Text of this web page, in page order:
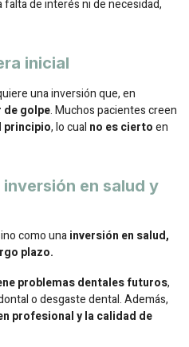
falta de interés ni de necesidad,
inicial
una inversión que, en
de golpe. Muchos pacientes creen
principio, lo cual no es ciertoen
en salud y
como unainversión en salud,
plazo.
problemas dentales futuros,
o desgaste dental. Además,
profesional y la calidad de